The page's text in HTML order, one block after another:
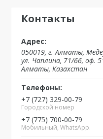
Контакты
050019, г. Алматы,
ул. Чаплина, 71/66, оф.
Алматы, Казахстан
+7 (727) 329-00-79
Городской номер
+7 (775) 700-00-79
Мобильный, WhatsApp.